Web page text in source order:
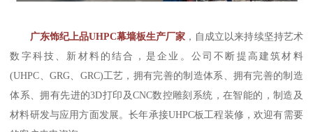
广东饰纪上品UHPC幕墙板生产厂家 ，自成立以来持续坚持艺术
数字科技、新材料的结合，是企业。公司不断提高建筑材料
(UHPC、GRG、GRC)工艺，拥有完善的制造体系、拥有完善的制造
体系、拥有先进的3D打印及CNC数控雕刻系统，在智能的，制造及
材料研发与应用方面发展。长年承接UHPC板工程装修，欢迎有需要